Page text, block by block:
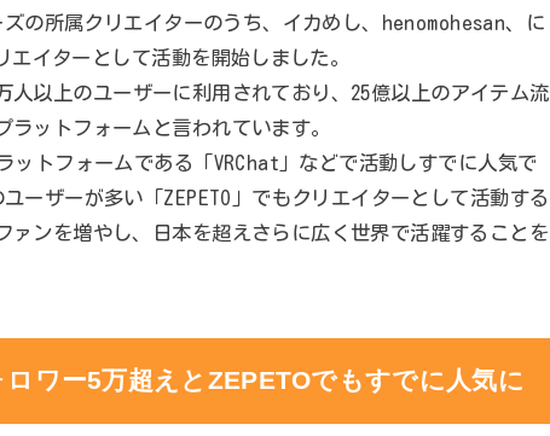
の所属クリエイターのうち、イカめし、henomohesan、に
エイターとして活動を開始しました。
人以上のユーザーに利用されており、25億以上のアイテム流
ットフォームと言われています。
ットフォームである「VRChat」などで活動しすでに人気で
ーザーが多い「ZEPETO」でもクリエイターとして活動する
ァンを増やし、日本を超えさらに広く世界で活躍することを
ワー5万超えとZEPETOでもすでに人気に